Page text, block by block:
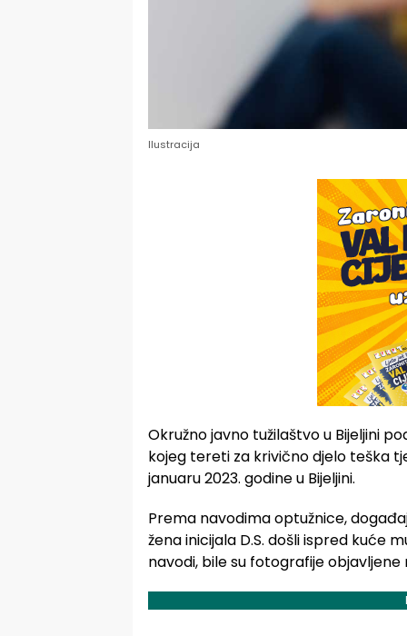
Ilustracija
Okružno javno tužilaštvo u Bijeljini
kojeg tereti za krivično djelo teška
januaru 2023. godine u Bijeljini.
Prema navodima optužnice, događaj
žena inicijala D.S. došli ispred kuće
navodi, bile su fotografije